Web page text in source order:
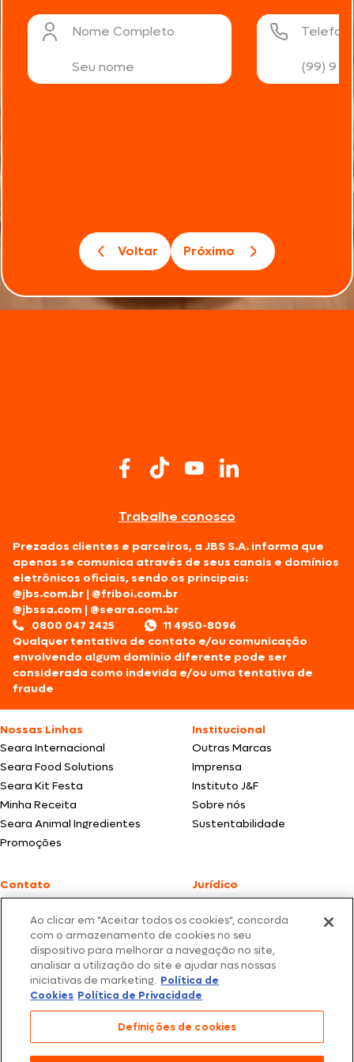
Nome Completo
Voltar Próximo
Trabalhe conosco
Prezados clientes e parceiros, a JBS S.A. informa que
apenas se comunica através de seus canais e domínios
eletrônicos oficiais, sendo os principais:
@jbs.com.br |@friboi.com.br
@jbssa.com |@seara.com.br
0800 047 2425
11 4950-8096
Qualquer tentativa de contato e/ou comunicação
envolvendo algum domínio diferente pode ser
considerada como indevida e/ou uma tentativa de
fraude
Nossas Linhas
Seara Internacional
Seara Food Solutions
Seara Kit Festa
Minha Receita
Seara Animal Ingredientes
Promoções
Institucional
Outras Marcas
Imprensa
Instituto J&F
Sobre nós
Sustentabilidade
Contato
Fale Conosco
SAC: +55 0800 047 2425
Jurídico
Política de cookies
Política de privacidade
Fotos meramente ilustrativas | Ofertas válidas enquanto durarem os
estoques dos nossos parceiros | Vendas sujeitas a análise e confirmação
de dados.
Os preços, promoções e condições de pagamento são válidos
exclusivamente para compras efetuadas em nossos parceiros.
Todos os produtos estão sujeitos a disponibilidade de estoque.
Ao clicar em "Aceitar todos os cookies", concorda
com o armazenamento de cookies no seu
dispositivo para melhorar a navegação no site,
analisar a utilização do site e ajudar nas nossas
iniciativas de marketing. Política de
Cookies Política de Privacidade
Definições de cookies